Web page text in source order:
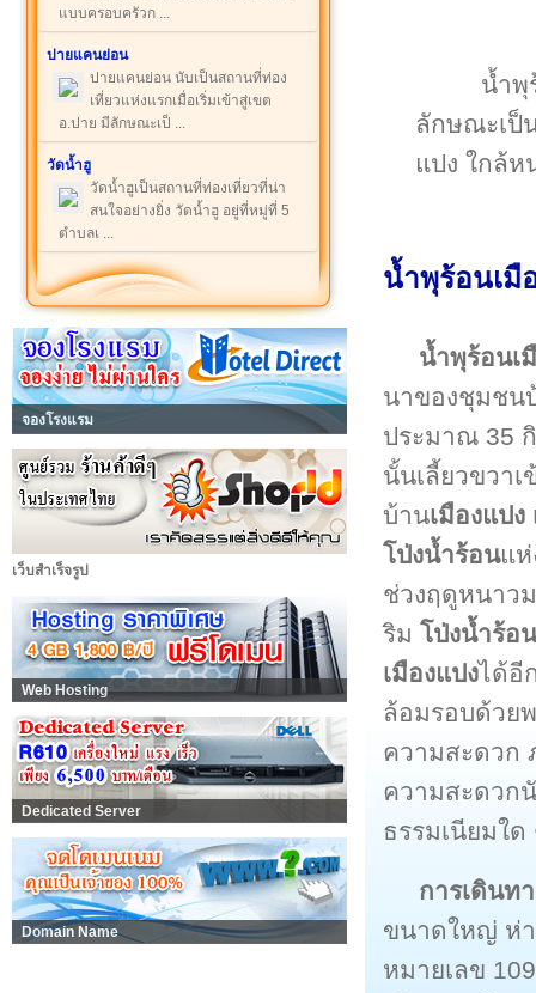
แบบครอบครัวก ...
ปายแคนย่อน
ปายแคนย่อน นับเป็นสถานที่ท่อง
เที่ยวแห่งแรกเมื่อเริ่มเข้าสู่เขต
อ.ปาย มีลักษณะเป็ ...
วัดน้ำฮู
วัดน้ำฮูเป็นสถานที่ท่องเที่ยวที่น่า
สนใจอย่างยิ่ง วัดน้ำฮู อยู่ที่หมู่ที่ 5
ตำบลเ ...
จองโรงแรม
เว็บสำเร็จรูป
Web Hosting
Dedicated Server
Domain Name
น้ำพุ
ลักษณะเป็
แปง ใกล้ห
น้ำพุร้อนเมื
น้ำพุร้อนเ
นาของชุมชน
ประมาณ 35
นั้นเลี้ยวขวา
บ้านเมืองแปง
โป่งน้ำร้อนแห่
ช่วงฤดูหนาว
ริม โป่งน้ำร้อน
เมืองแปงได้อี
ล้อมรอบด้วย
ความสะดวก
ความสะดวก
ธรรมเนียมใด
การเดินท
ขนาดใหญ่ ห่า
หมายเลข